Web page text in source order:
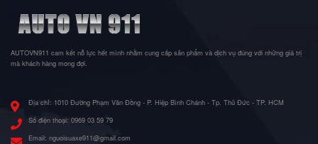
AUTOVN911 cam kết nỗ lực hết mình nhằm cung cấp sản phẩm và dịch vụ đúng với những giá trị
mà khách hàng mong đợi.
Địa chỉ: 1010 Đường Phạm Văn Đồng - P. Hiệp Bình Chánh - Tp. Thủ Đức - TP. HCM
Số điện thoại: 0969 03 59 79
Email: nguoisuaxe911@gmail.com